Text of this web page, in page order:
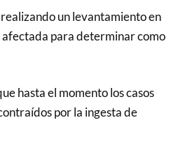
un levantamiento en
para determinar como
hasta el momento los casos
por la ingesta de